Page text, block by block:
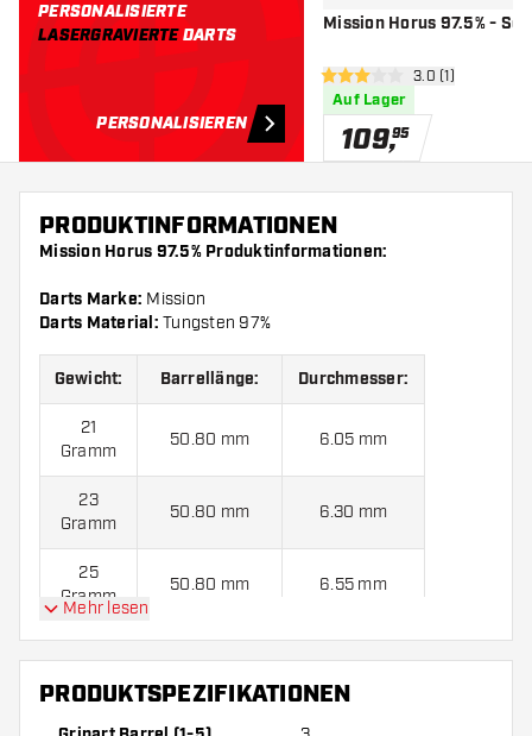
PERSONALISIERTE
LASERGRAVIERTEDARTS
PERSONALISIEREN
Mission Horus 97.5% -
3 Bewertungssterne
3.0 (1)
Auf Lager
109,95
PRODUKTINFORMATIONEN
Mission Horus 97.5% Produktinformationen:
Darts Marke: Mission
Darts Material: Tungsten 97%
Gewicht: Barrellänge: Durchmesser:
21
Gramm
50.80 mm 6.05 mm
23
Gramm
50.80 mm 6.30 mm
25
Gramm
50.80 mm 6.55 mm
3 Shafts.
Mehr lesen
PRODUKTSPEZIFIKATIONEN